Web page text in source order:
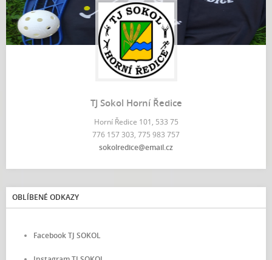
TJ Sokol Horní Ředice
Horní Ředice 101, 533 75
776 157 303, 775 983 757
sokolredice@email.cz
OBLÍBENÉ ODKAZY
Facebook TJ SOKOL